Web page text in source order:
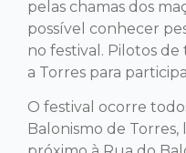
pelas chamas dos
possível conhecer
no festival. Pilotos
a Torres para
O festival ocorre
Balonismo de